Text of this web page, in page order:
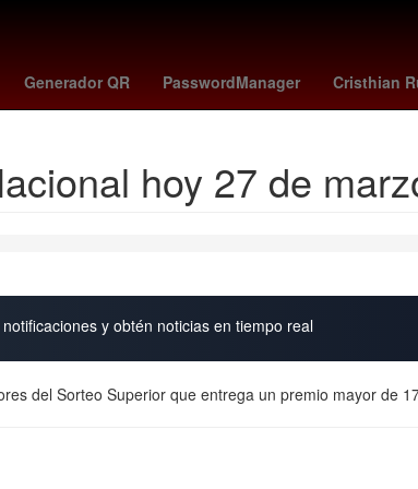
Generador QR PasswordManager Cristhian
boston vs yankees rodolfo cota méxico vs
hoy 27 de
y obtén noticias en tiempo real
del Sorteo Superior que entrega un premio mayor de